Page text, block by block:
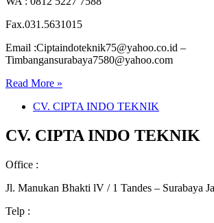
Fax.031.5631015
Email :Ciptaindoteknik75@yahoo.co.id –
Timbangansurabaya7580@yahoo.com
Read More »
CV. CIPTA INDO TEKNIK
CV. CIPTA INDO TEKNIK
Office :
Jl. Manukan Bhakti lV / 1 Tandes – Surabaya
Telp :